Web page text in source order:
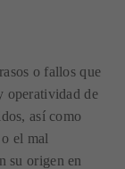
o fallos que
operatividad de
así como
el mal
su origen en